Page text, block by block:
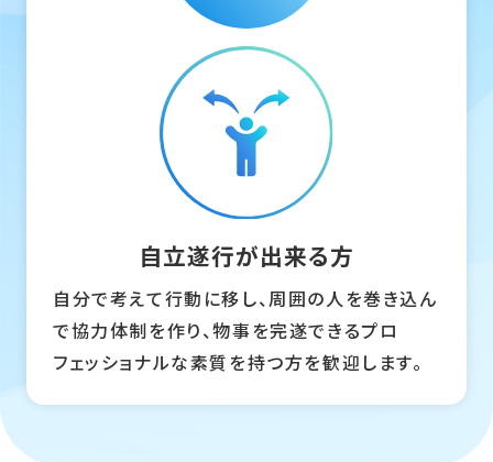
自立遂行が出来る方
自分で考えて行動に移し、周囲の人を巻き込ん
で協力体制を作り、物事を完遂できるプロ
フェッショナルな素質を持つ方を歓迎します。